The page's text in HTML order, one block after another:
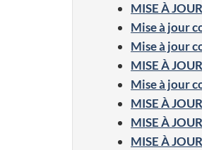
MISE À
Mise à jour
Mise à jour
MISE À
Mise à jour
MISE À
MISE À
MISE À